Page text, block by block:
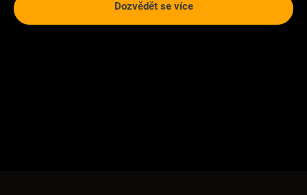
Dozvědět se více